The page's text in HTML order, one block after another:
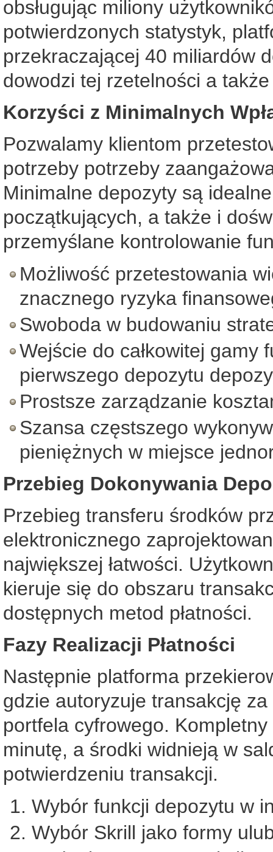
obsługując miliony
potwierdzonych statystyk,
przekraczającej 40 miliardów
dowodzi tej rzetelności a
Korzyści z Minimalnych
Pozwalamy klientom
potrzeby potrzeby
Minimalne depozyty są
początkujących, a także i
przemyślane kontrolowanie
Możliwość przetestowania
znacznego ryzyka
Swoboda w budowaniu
Wejście do całkowitej gamy
pierwszego depozytu
Prostsze zarządzanie
Szansa częstszego
pieniężnych w miejsce
Przebieg Dokonywania
Przebieg transferu środków
elektronicznego
największej łatwości.
kieruje się do obszaru
dostępnych metod płatności.
Fazy Realizacji Płatności
Następnie platforma
gdzie autoryzuje transakcję
portfela cyfrowego.
minutę, a środki widnieją w
potwierdzeniu transakcji.
Wybór funkcji depozytu w
Wybór Skrill jako formy